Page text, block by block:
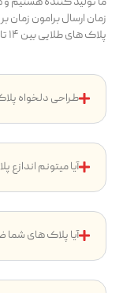
پلاک های طلایی بین ۱۴ تا ۲4 روز ( به دلیل آبکاری طلایی)
طراحی دلخواه
آیا میتونم
آیا پلاک های